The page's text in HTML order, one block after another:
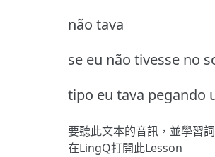
não tava
se eu não tivesse no
tipo eu tava pegando
要聽此文本的音訊，並學習詞
在LingQ打開此Lesson